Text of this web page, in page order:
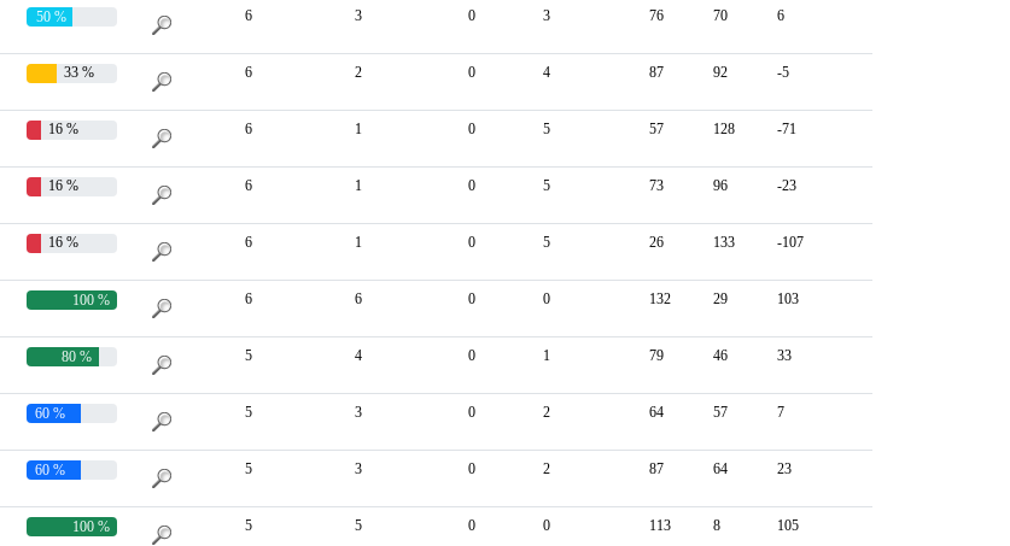
50 % 6 3 0 3 76 70 6
33 % 6 2 0 4 87 92 -5
16 % 6 1 0 5 57 128 -71
16 % 6 1 0 5 73 96 -23
16 % 6 1 0 5 26 133 -107
100 % 6 6 0 0 132 29 103
80 % 5 4 0 1 79 46 33
60 % 5 3 0 2 64 57 7
60 % 5 3 0 2 87 64 23
100 % 5 5 0 0 113 8 105